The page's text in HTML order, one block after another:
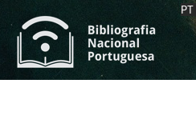
PT